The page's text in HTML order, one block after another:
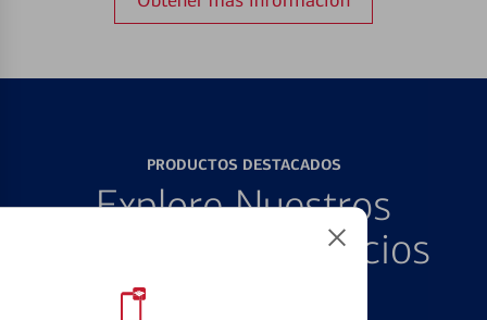
PRODUCTOS DESTACADOS
Explore Nuestros
Productos y Servicios
Destacados